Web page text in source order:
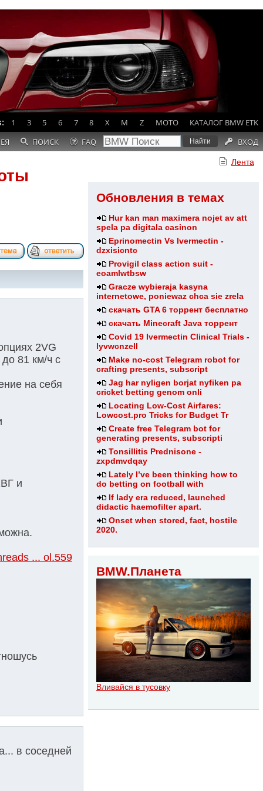
1 3 5 6 7 8 X M Z MOTO
КАТАЛОГ BMW ETK
ПОИСК FAQ ВХОД
Лента
Обновления в темах
Hur kan man maximera nojet av att
spela pa digitala casinon
Eprinomectin Vs Ivermectin -
dzxisicntc
Provigil class action suit -
eoamlwtbsw
Gracze wybieraja kasyna
internetowe, poniewaz chca sie zrela
скачать GTA 6 торрент бесплатно
скачать Minecraft Java торрент
Covid 19 Ivermectin Clinical Trials -
lyvwcnzell
Make no-cost Telegram robot for
crafting presents, subscript
Jag har nyligen borjat nyfiken pa
cricket betting genom onli
Locating Low-Cost Airfares:
Lowcost.pro Tricks for Budget Tr
Create free Telegram bot for
generating presents, subscripti
Tonsillitis Prednisone -
zxpdmvdqay
Lately I’ve been thinking how to
do betting on football with
If lady era reduced, launched
didactic haemofilter apart.
Onset when stored, fact, hostile
2020.
BMW.Планета
Вливайся в тусовку
2VG
81 км/ч с
на себя
и
... ol.559
в соседней